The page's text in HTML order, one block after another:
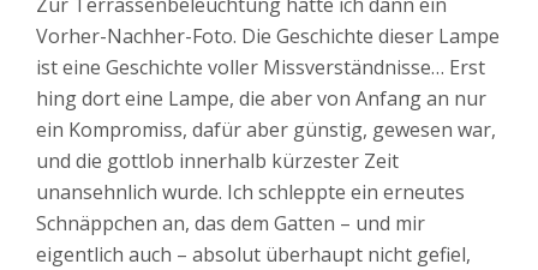
Vorher-Nachher-Foto. Die Geschichte dieser Lampe
ist eine Geschichte voller Missverständnisse… Erst
hing dort eine Lampe, die aber von Anfang an nur
ein Kompromiss, dafür aber günstig, gewesen war,
und die gottlob innerhalb kürzester Zeit
unansehnlich wurde. Ich schleppte ein erneutes
Schnäppchen an, das dem Gatten – und mir
eigentlich auch – absolut überhaupt nicht gefiel,